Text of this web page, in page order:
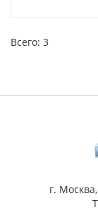
Всего: 3
г.